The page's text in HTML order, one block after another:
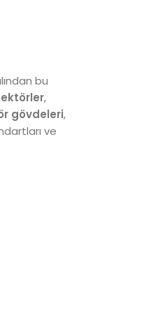
bu
,
gövdeleri,
ve